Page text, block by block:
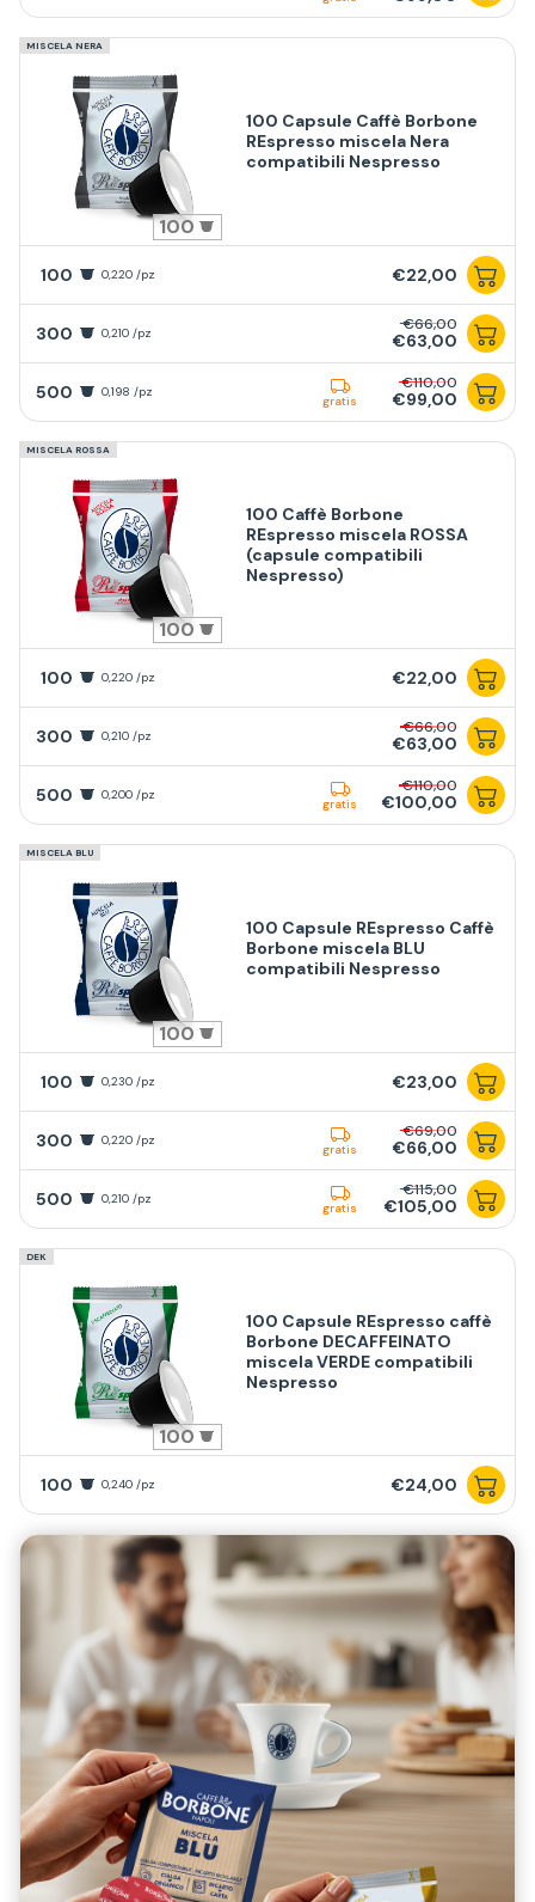
MISCELA NERA
100
100 Capsule Caffè Borbone
REspresso miscela Nera
compatibili Nespresso
100 0,220 /pz €22,00
300 0,210 /pz €66,00
€63,00
500 0,198 /pz
gratis
€110,00
€99,00
MISCELA ROSSA
100
100 Caffè Borbone
REspresso miscela ROSSA
(capsule compatibili
Nespresso)
100 0,220 /pz €22,00
300 0,210 /pz €66,00
€63,00
500 0,200 /pz
gratis
€110,00
€100,00
MISCELA BLU
100
100 Capsule REspresso Caffè
Borbone miscela BLU
compatibili Nespresso
100 0,230 /pz €23,00
300 0,220 /pz
gratis
€69,00
€66,00
500 0,210 /pz
gratis
€115,00
€105,00
DEK
100
100 Capsule REspresso caffè
Borbone DECAFFEINATO
miscela VERDE compatibili
Nespresso
100 0,240 /pz €24,00